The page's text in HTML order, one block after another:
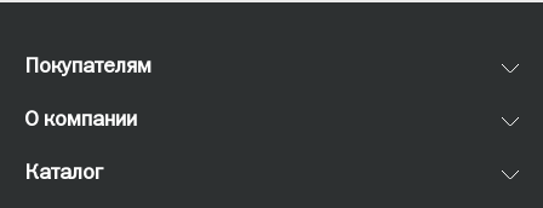
Покупателям
О компании
Каталог